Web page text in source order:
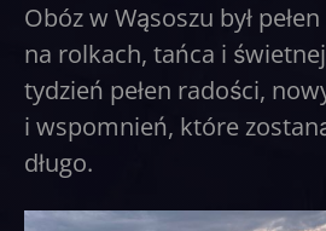
Obóz w Wąsoszu był
na rolkach, tańca i
tydzień pełen radości,
i wspomnień, które
długo.